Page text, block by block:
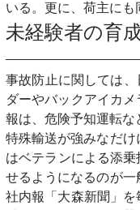
いる。更に、荷主にも
未経験者の育
事故防止に関しては
ダーやバックアイカ
報は、危険予知運転な
特殊輸送が強みなだ
はベテランによる添
せるようになるのが一
社内報「大森新聞」